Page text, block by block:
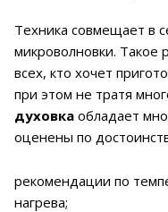
Техника совмещает в
микроволновки.
всех, кто хочет
при этом не тратя
духовка обладает
оценены по
рекомендации по
нагрева;